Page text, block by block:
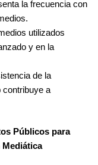
la frecuencia con
utilizados
y en la
de la
contribuye a
Públicos para